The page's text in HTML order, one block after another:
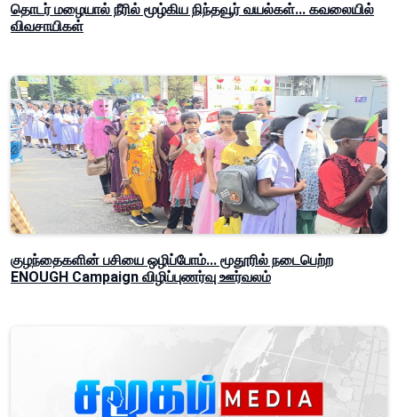
தொடர் மழையால் நீரில் மூழ்கிய நிந்தவூர் வயல்கள்... கவலையில்
விவசாயிகள்
குழந்தைகளின் பசியை ஒழிப்போம்... மூதூரில் நடைபெற்ற
ENOUGH Campaign விழிப்புணர்வு ஊர்வலம்